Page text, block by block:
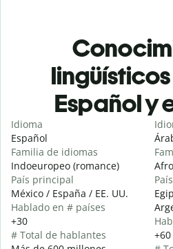
Español y
Idioma
Español
Familia de idiomas
Indoeuropeo (romance)
País principal
México / España / EE. UU.
Hablado en # países
+30
# Total de hablantes
+60